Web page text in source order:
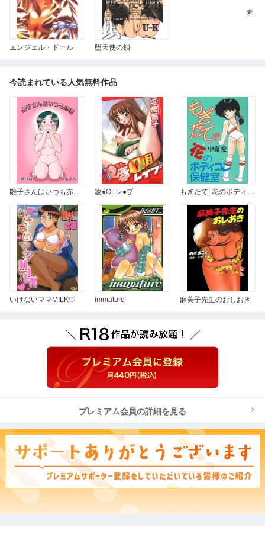
エンジェル・ドール 堕天使の鎖
今読まれている人気無料作品
雛子さんはいつも赤面 11 凌●OLレ●プ もぎたて! 花のボディコン保健室
いけないママMILK♡ immature 麻美子先生のおしおき
プレミアム会員の詳細を見る